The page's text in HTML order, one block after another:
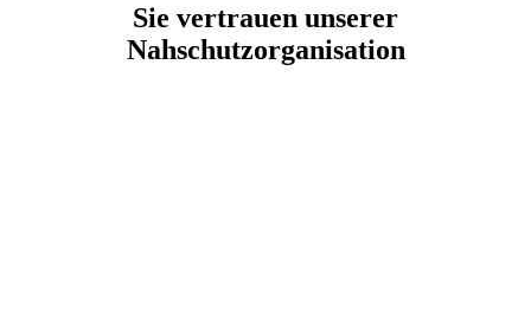
Sie vertrauen unserer
Nahschutzorganisation